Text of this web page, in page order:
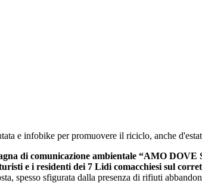
e infobike per promuovere il riciclo, anche
di comunicazione ambientale “AMO DOVE
e i residenti dei 7 Lidi comacchiesi sul
spesso sfigurata dalla presenza di rifiuti